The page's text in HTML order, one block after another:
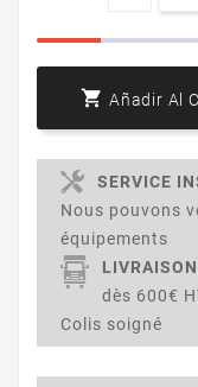
 Añadir Al
SERVICE
Nous pouvons
équipements
dès 600€
Colis soigné